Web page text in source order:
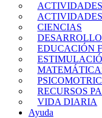
CIENCIAS
EDUCACIÓN
RECURSOS
VIDA DIARIA
Ayuda